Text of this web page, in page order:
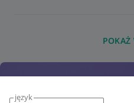
język
POKAŻ